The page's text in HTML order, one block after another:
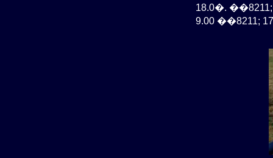
18.0�. ��8211;
9.00 ��8211;